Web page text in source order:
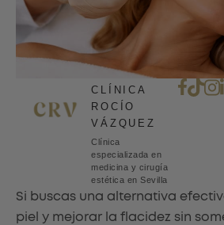
CLÍNICA
ROCÍO
VÁZQUEZ
Clínica
especializada en
medicina y cirugía
estética en Sevilla
Si buscas una alternativa
piel y mejorar la flacidez sin